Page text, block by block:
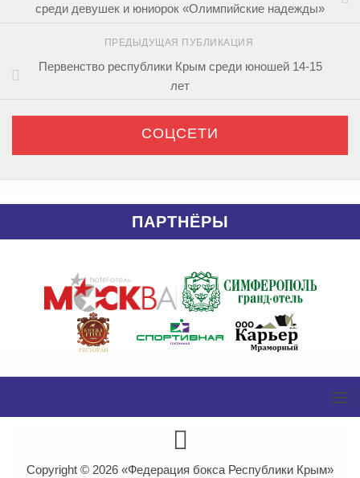
среди девушек и юниорок «Олимпийские надежды»
ПРЕДЫДУЩАЯ ПУБЛИКАЦИЯ
Первенство республики Крым среди юношей 14-15
лет
СОЦСЕТИ
ПАРТНЁРЫ
Copyright © 2026 «Федерация бокса Республики Крым»